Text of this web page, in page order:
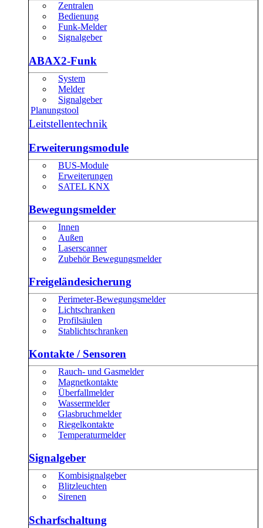
Zentralen
Bedienung
Funk-Melder
Signalgeber
ABAX2-Funk
System
Melder
Signalgeber
Planungstool
Leitstellentechnik
Erweiterungsmodule
BUS-Module
Erweiterungen
SATEL KNX
Bewegungsmelder
Innen
Außen
Laserscanner
Zubehör Bewegungsmelder
Freigeländesicherung
Perimeter-Bewegungsmelder
Lichtschranken
Profilsäulen
Stablichtschranken
Kontakte / Sensoren
Rauch- und Gasmelder
Magnetkontakte
Überfallmelder
Wassermelder
Glasbruchmelder
Riegelkontakte
Temperaturmelder
Signalgeber
Kombisignalgeber
Blitzleuchten
Sirenen
Scharfschaltung